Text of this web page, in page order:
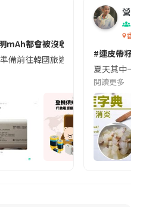
mAh都會被沒收😱出發前切記檢查
準備前往韓國旅遊的民眾，近期要
營養
香港
#連皮帶籽
夏天其中一
閱讀更多